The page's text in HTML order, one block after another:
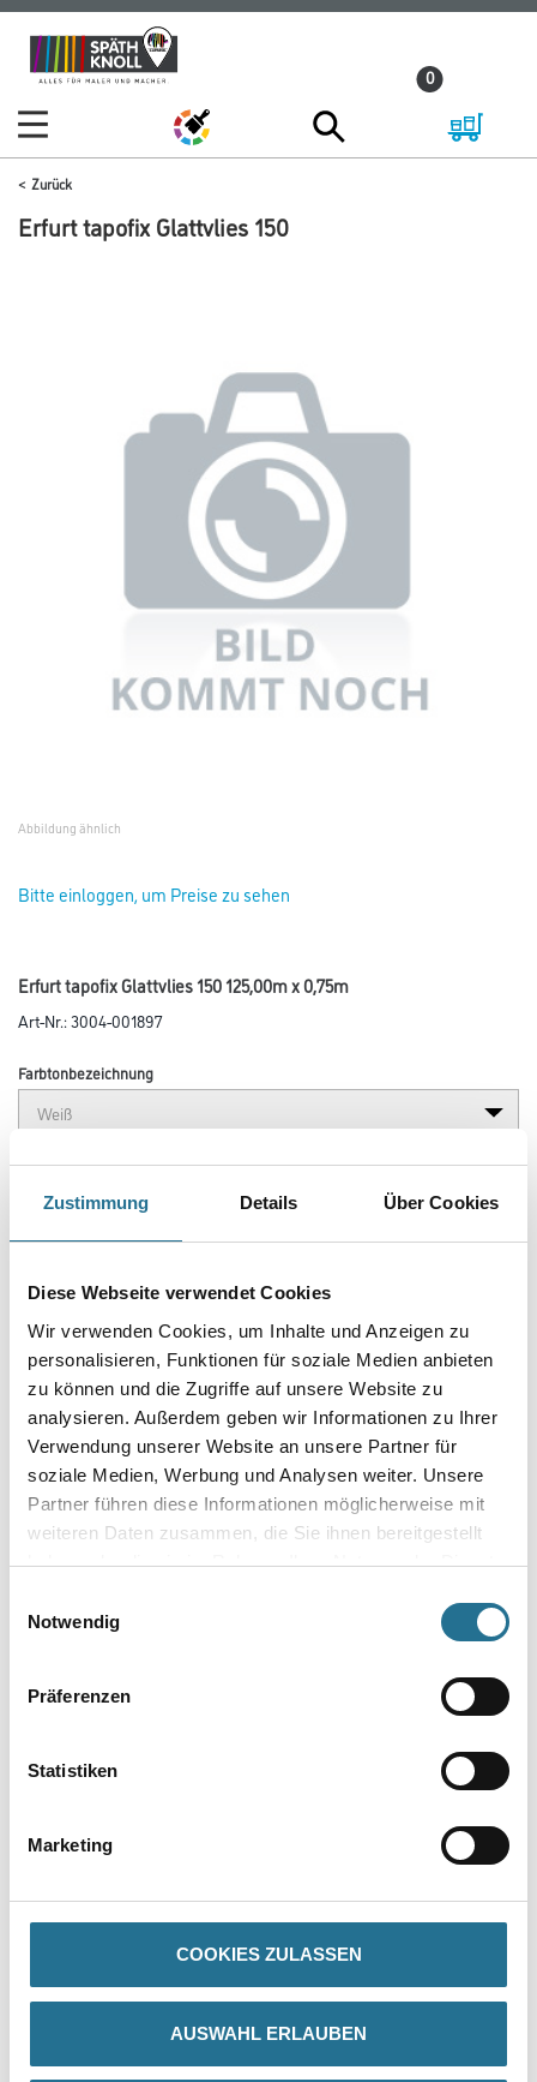
Zustimmung Details Über Cookies
Diese Webseite verwendet Cookies
Wir verwenden Cookies, um Inhalte und Anzeigen zu
personalisieren, Funktionen für soziale Medien anbieten
zu können und die Zugriffe auf unsere Website zu
analysieren. Außerdem geben wir Informationen zu Ihrer
Verwendung unserer Website an unsere Partner für
soziale Medien, Werbung und Analysen weiter. Unsere
Partner führen diese Informationen möglicherweise mit
weiteren Daten zusammen, die Sie ihnen bereitgestellt
haben oder die sie im Rahmen Ihrer Nutzung der Dienste
Notwendig
Präferenzen
Statistiken
Marketing
COOKIES ZULASSEN
AUSWAHL ERLAUBEN
Zum
Inhalt
Zum
Navigationsmenü
0
Zurück
Erfurt tapofix Glattvlies 150
Abbildung ähnlich
Bitte einloggen, um Preise zu sehen
Erfurt tapofix Glattvlies 150 125,00m x 0,75m
Art-Nr.:3004-001897
Farbtonbezeichnung
Länge in centimeter
Gebinde
Umrechnungsfaktoren
PRODUKTEIGENSCHAFTEN
ZUSATZINFOS